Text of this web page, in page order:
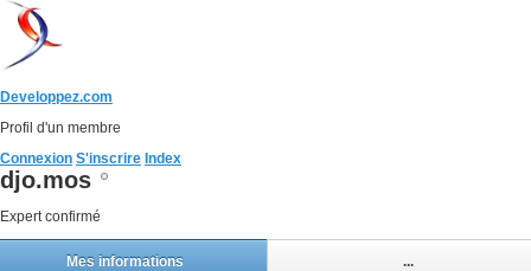
Developpez.com
Profil d'un membre
Connexion S'inscrire Index
djo.mos
Expert confirmé
Mes informations ...